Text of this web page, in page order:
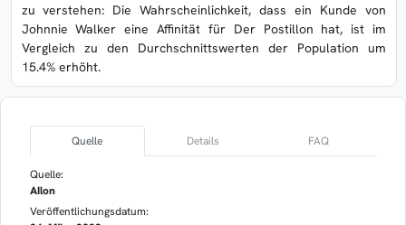
zu verstehen: Die Wahrscheinlichkeit, dass ein Kunde von
Johnnie Walker eine Affinität für Der Postillon hat, ist im
Vergleich zu den Durchschnittswerten der Population um
15.4% erhöht.
Quelle Details FAQ
Quelle:
AIlon
Veröffentlichungsdatum: